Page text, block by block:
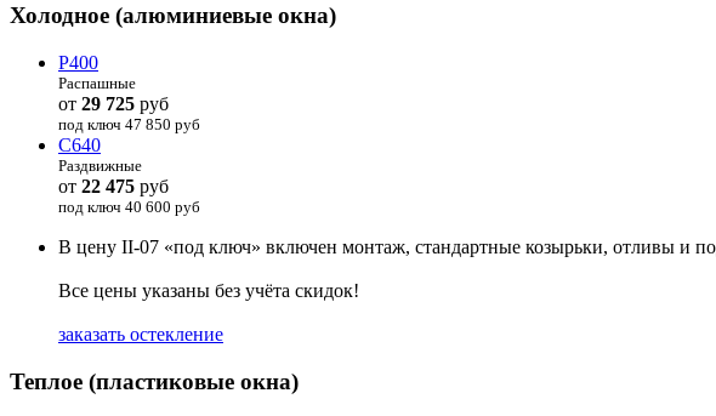
Холодное (алюминиевые окна)
P400
Распашные
от 29 725 руб
под ключ 47 850 руб
C640
Раздвижные
от 22 475 руб
под ключ 40 600 руб
В цену II-07 «под ключ» включен монтаж, стандартные козырьки, отливы и
Все цены указаны без учёта скидок!
заказать остекление
Теплое (пластиковые окна)